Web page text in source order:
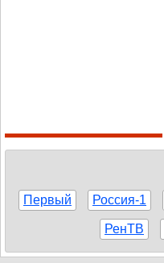
Первый Россия-1
РенТВ